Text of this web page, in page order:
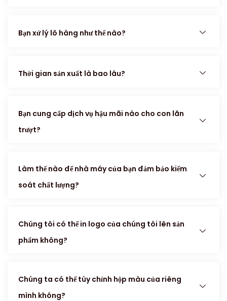
Bạn xử lý lô hàng như thế nào?
Thời gian sản xuất là bao lâu?
Bạn cung cấp dịch vụ hậu mãi nào cho con lăn
trượt?
Làm thế nào để nhà máy của bạn đảm bảo kiểm
soát chất lượng?
Chúng tôi có thể in logo của chúng tôi lên sản
phẩm không?
Chúng ta có thể tùy chỉnh hộp màu của riêng
mình không?